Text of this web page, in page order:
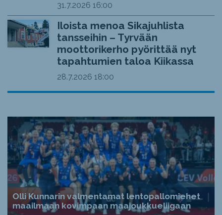
31.7.2026 16:00
Iloista menoa Sikajuhlista
tansseihin – Tyrvään
moottorikerho pyörittää nyt
tapahtumien taloa Kiikassa
28.7.2026 18:00
Olli Kunnarin valmentamat lentopallomiehet
maailmaan kovimpaan maajoukkueliigaan